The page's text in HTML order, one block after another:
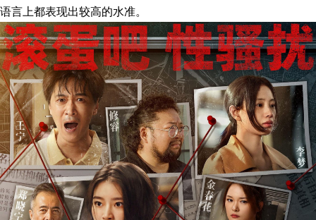
语言上都表现出较高的水准。